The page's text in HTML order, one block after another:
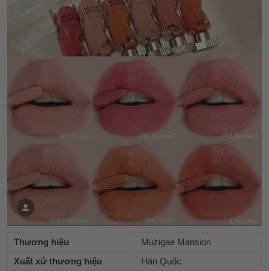
Thương hiệu
Muzigae Mansion
Xuất xứ thương hiệu
Hàn Quốc